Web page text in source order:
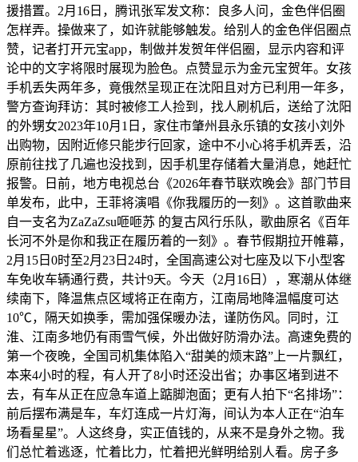
援措置。2月16日，腾讯张军发文称：良多人问，金色伴侣圈
怎样弄。操做来了，如许就能够触发。给别人的金色伴侣圈点
赞，记者打开元宝app，制做并发贺年伴侣圈，显示内容和评
论中的文字将限时展现为脸色。点赞显示为金元宝贺年。女孩
手机丢失两年多，竟俄然呈现正在沈阳且对方已利用一年多，
警方查询拜访：其时被修工人捡到，找人刷机后，送给了沈阳
的外甥女2023年10月1日，家住市肇州县永乐镇的女孩小刘外
出购物，因附近修只能步行回家，途中不小心将手机弄丢，沿
原前往找了几遍也没找到，因手机里存储着大量消息，她赶忙
报警。日前，地方电视总台《2026年春节联欢晚会》部门节目
单发布，此中，王菲将演唱《你我履历的一刻》。这首歌曲来
自一支名为ZaZaZsu咂咂苏 的复古风行乐队，歌曲原名《百年
长河不外是你和我正在履历着的一刻》。春节假期拉开帷幕，
2月15日0时至2月23日24时，全国高速公对七座及以下小型客
车免收车辆通行费，共计9天。今天（2月16日），寒潮从体继
续南下，降温焦点区域将正在南方，江南局地降温幅度可达
10℃，隔天如换季，需加强保暖办法，谨防伤风。同时，江
淮、江南多地仍有雨雪气候，外出做好防滑办法。高速免费的
第一个夜晚，全国司机集体陷入“甜美的烦末路”上一片飘红，
本来4小时的程，有人开了8小时还没出省；办事区堵到进不
去，有车从正在应急车道上踮脚泡面；更有人拍下“名排场”：
前后摆布满是车，车灯连成一片灯海，间认为本人正在“泊车
场看星星”。人这终身，实正值钱的，从来不是身外之物。我
们总忙着逃逐，忙着比力，忙着把光鲜明给别人看。房子多